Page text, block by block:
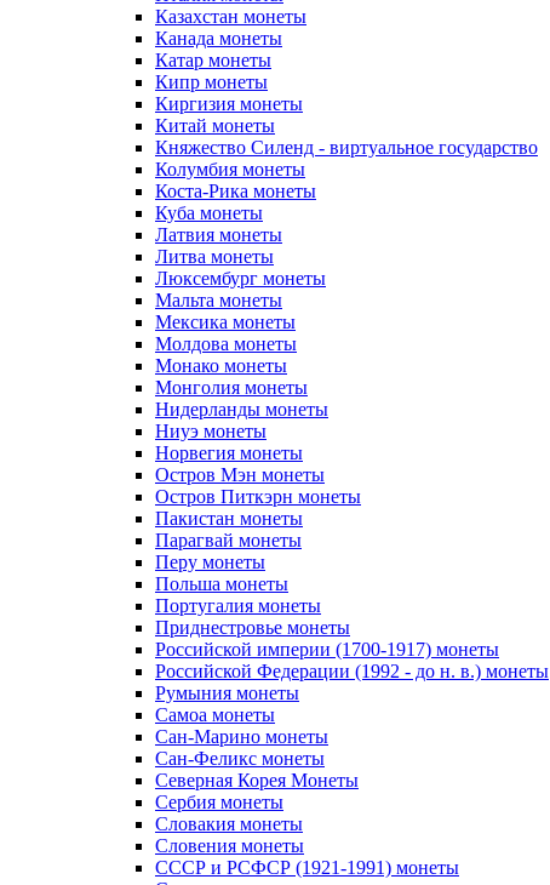
Казахстан монеты
Канада монеты
Катар монеты
Кипр монеты
Киргизия монеты
Китай монеты
Княжество Силенд - виртуальное государство
Колумбия монеты
Коста-Рика монеты
Куба монеты
Латвия монеты
Литва монеты
Люксембург монеты
Мальта монеты
Мексика монеты
Молдова монеты
Монако монеты
Монголия монеты
Нидерланды монеты
Ниуэ монеты
Норвегия монеты
Остров Мэн монеты
Остров Питкэрн монеты
Пакистан монеты
Парагвай монеты
Перу монеты
Польша монеты
Португалия монеты
Приднестровье монеты
Российской империи (1700-1917) монеты
Российской Федерации (1992 - до н. в.) монеты
Румыния монеты
Самоа монеты
Сан-Марино монеты
Сан-Феликс монеты
Северная Корея Монеты
Сербия монеты
Словакия монеты
Словения монеты
СССР и РСФСР (1921-1991) монеты